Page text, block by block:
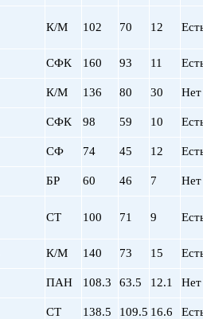
К/М 102 70 12
СФК 160 93 11
К/М 136 80 30 Нет
СФК 98 59 10
СФ 74 45 12
БР 60 46 7 Нет
СТ 100 71 9
К/М 140 73 15
ПАН 108.3 63.5 12.1 Нет
СТ 138.5 109.5 16.6